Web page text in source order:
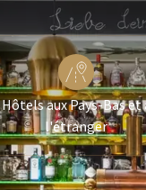
Hôtels aux Pays-Bas et
l'étranger